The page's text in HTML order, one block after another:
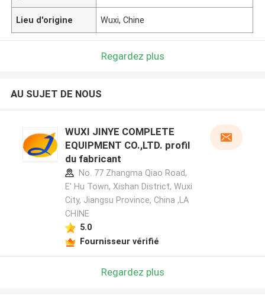
Lieu d'origine Wuxi, Chine
Regardez plus
AU SUJET DE NOUS
WUXI JINYE COMPLETE
EQUIPMENT CO.,LTD. profil
du fabricant
No. 77 Zhangma Qiao Road,
E' Hu Town, Xishan District, Wuxi
City, Jiangsu Province, China ,LA
CHINE
5.0
Fournisseur vérifié
Regardez plus